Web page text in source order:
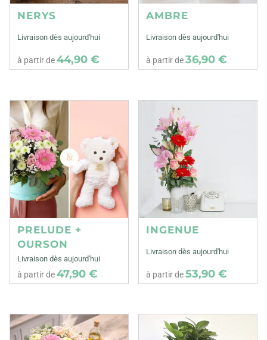
NERYS
Livraison dès aujourd'hui
à partir de44,90 €
AMBRE
Livraison dès aujourd'hui
à partir de36,90 €
PRELUDE +
OURSON
Livraison dès aujourd'hui
à partir de47,90 €
INGENUE
Livraison dès aujourd'hui
à partir de53,90 €